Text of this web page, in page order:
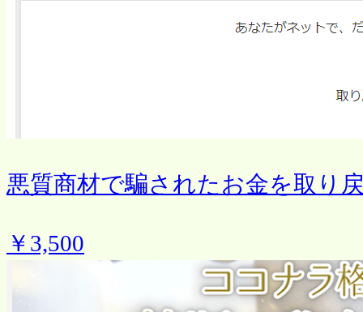
悪質商材で騙されたお金を取り
￥3,500